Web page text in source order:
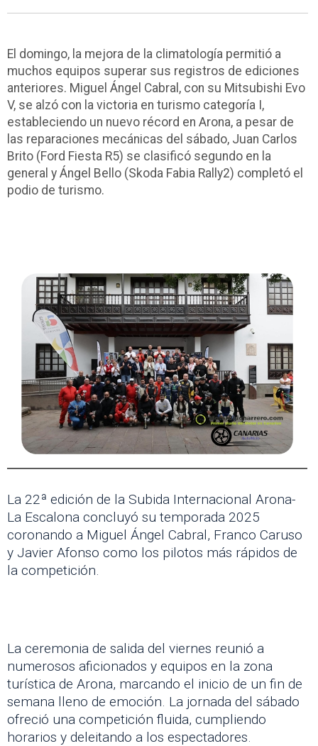
El domingo, la mejora de la climatología permitió a
muchos equipos superar sus registros de ediciones
anteriores. Miguel Ángel Cabral, con su Mitsubishi Evo
V, se alzó con la victoria en turismo categoría I,
estableciendo un nuevo récord en Arona, a pesar de
las reparaciones mecánicas del sábado, Juan Carlos
Brito (Ford Fiesta R5) se clasificó segundo en la
general y Ángel Bello (Skoda Fabia Rally2) completó el
podio de turismo.
La 22ª edición de la Subida Internacional Arona-
La Escalona concluyó su temporada 2025
coronando a Miguel Ángel Cabral, Franco Caruso
y Javier Afonso como los pilotos más rápidos de
la competición.
La ceremonia de salida del viernes reunió a
numerosos aficionados y equipos en la zona
turística de Arona, marcando el inicio de un fin de
semana lleno de emoción. La jornada del sábado
ofreció una competición fluida, cumpliendo
horarios y deleitando a los espectadores.